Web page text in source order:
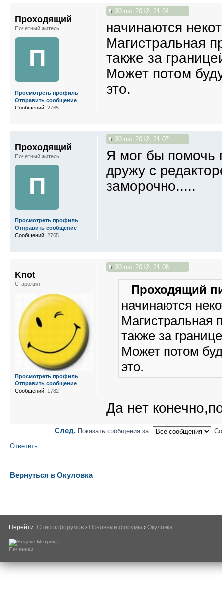
30 окт 2012, 21:04
начинаются
Магистральная
также за
Может потом
это.
Проходящий
Почетный житель
П
Просмотреть профиль
Отправить сообщение
Сообщений: 2765
30 окт 2012, 21:07
Я мог бы помочь
дружу с
заморочно.....
Проходящий
Почетный житель
П
Просмотреть профиль
Отправить сообщение
Сообщений: 2765
30 окт 2012, 21:08
Проходящий
начинаются
Магистральная
также за
Может потом
это.
Да нет
Knot
Старожил
Просмотреть профиль
Отправить сообщение
Сообщений: 1782
След. Показать сообщения за:
Ответить
Вернуться в Окуловка
Перейти: Список форумов › Основные форумы › Окуловка
Печеньки: